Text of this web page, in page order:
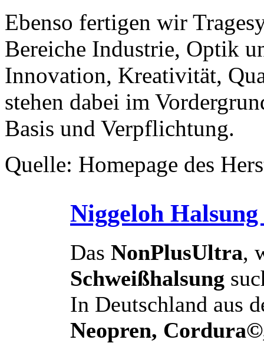
Ebenso fertigen wir
Bereiche Industrie, Optik
Innovation, Kreativität,
stehen dabei im
Basis und Verpflichtung.
Quelle: Homepage des
Niggeloh
Das NonPlusUltra,
Schweißhalsung
In Deutschland aus
Neopren,